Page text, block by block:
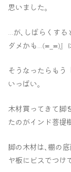
思いました｡
…が､しばらくす
ダメかも …(≖_≖)』
そうなったらもう
いっぱい｡
木材買ってきて脚
たのがインド菩提
脚の木材は､棚の
ヤ板にビスでつけ